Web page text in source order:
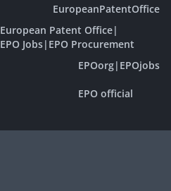
EuropeanPatentOffice
European Patent Office|
EPO Jobs| EPO Procurement
EPOorg| EPOjobs
EPO official